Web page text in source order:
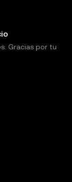
Gracias por tu